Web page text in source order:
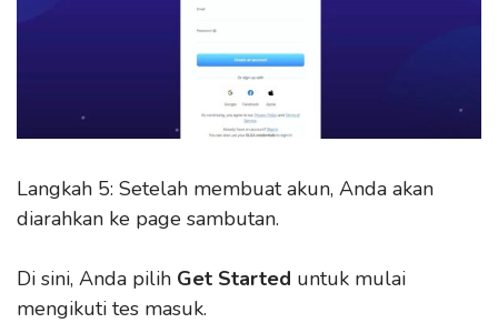
Langkah 5: Setelah membuat akun, Anda akan
diarahkan ke page sambutan.
Di sini, Anda pilih Get Started untuk mulai
mengikuti tes masuk.